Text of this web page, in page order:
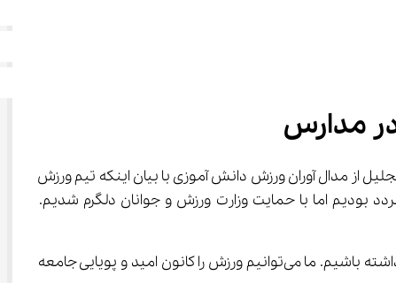
از مدال آوران ورزش دانش آموزی با بیان اینکه تیم ورزش
ورزشی کمی مردد بودیم اما با حمایت وزارت ورزش و جوانان دلگرم شدیم.
وزیر آموزش و پرورش افزود: ذات ورزش با همه فعالیت‌ها متفاوت است و ما می‌توانیم جنبه‌های تربیتی مختلفی با فعالیت ورزشی داشته باشیم. ما می‌توانیم ورزش را کانون امید و پویایی جامعه